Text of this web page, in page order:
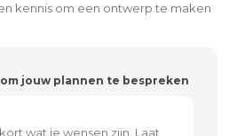
kennis om een ontwerp te maken
jouw plannen te bespreken